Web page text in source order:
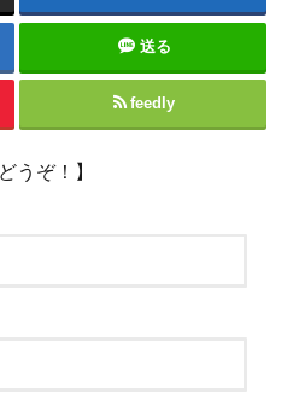
送る
feedly
うぞ！】